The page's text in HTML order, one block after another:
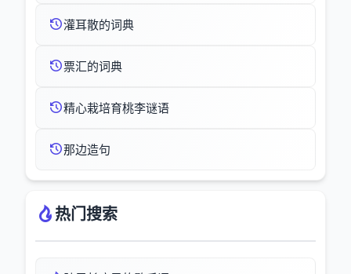
灌耳散的词典
票汇的词典
精心栽培育桃李谜语
那边造句
热门搜索